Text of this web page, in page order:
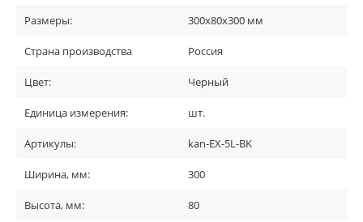
Размеры: 300х80х300 мм
Страна производства Россия
Цвет: Черный
Единица измерения: шт.
Артикулы: kan-EX-5L-BK
Ширина, мм: 300
Высота, мм: 80